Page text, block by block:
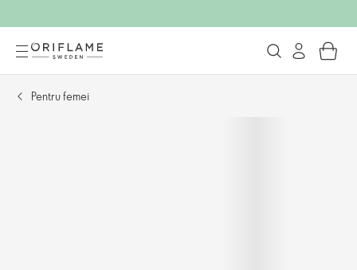
Pentru femei